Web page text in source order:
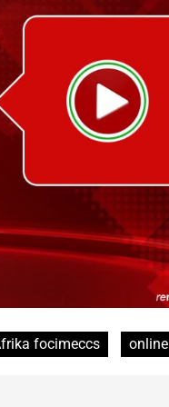
focimeccs online